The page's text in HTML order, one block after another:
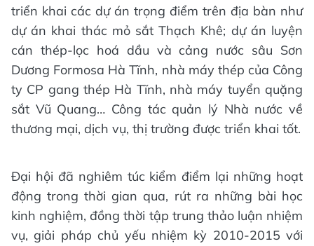
triển khai các dự án trọng điểm trên địa bàn như
dự án khai thác mỏ sắt Thạch Khê; dự án luyện
cán thép-lọc hoá dầu và cảng nước sâu Sơn
Dương Formosa Hà Tĩnh, nhà máy thép của Công
ty CP gang thép Hà Tĩnh, nhà máy tuyển quặng
sắt Vũ Quang… Công tác quản lý Nhà nước về
thương mại, dịch vụ, thị trường được triển khai tốt.
Đại hội đã nghiêm túc kiểm điểm lại những hoạt
động trong thời gian qua, rút ra những bài học
kinh nghiệm, đồng thời tập trung thảo luận nhiệm
vụ, giải pháp chủ yếu nhiệm kỳ 2010-2015 với